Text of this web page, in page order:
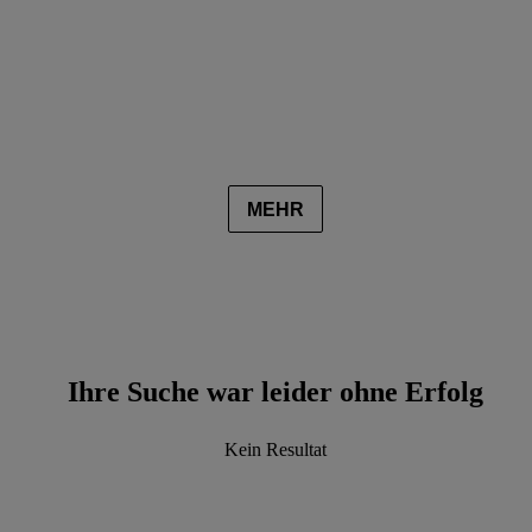
MEHR
Ihre Suche war leider ohne Erfolg
Kein Resultat